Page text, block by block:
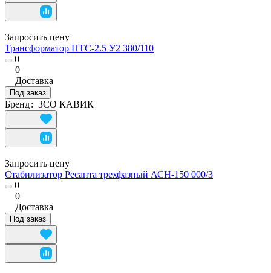
Запросить цену
Трансформатор НТС-2.5 У2 380/110
0
0
Доставка
Под заказ
Бренд: ЗСО КАВИК
Запросить цену
Стабилизатор Ресанта трехфазный АСН-150 000/3
0
0
Доставка
Под заказ